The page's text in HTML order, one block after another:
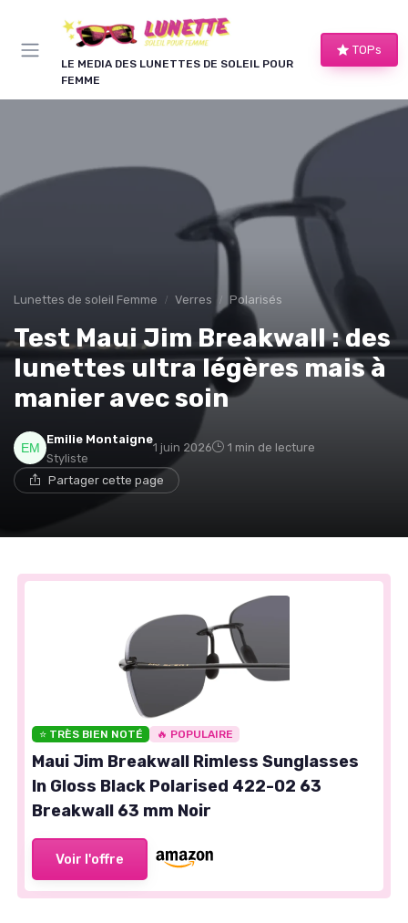
LE MEDIA DES LUNETTES DE SOLEIL POUR
FEMME
TOPs
Lunettes de soleil Femme Verres Polarisés
Test Maui Jim Breakwall : des
lunettes ultra légères mais à
manier avec soin
Emilie Montaigne
Styliste
1 juin 2026 1 min de lecture
Partager cette page
⭐ TRÈS BIEN NOTÉ 🔥 POPULAIRE
Maui Jim Breakwall Rimless Sunglasses
In Gloss Black Polarised 422-02 63
Breakwall 63 mm Noir
Voir l'offre